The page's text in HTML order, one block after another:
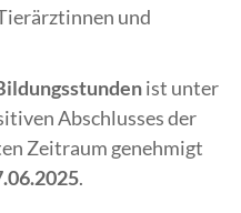
und
ist unter
Abschlusses der
Zeitraum genehmigt
.